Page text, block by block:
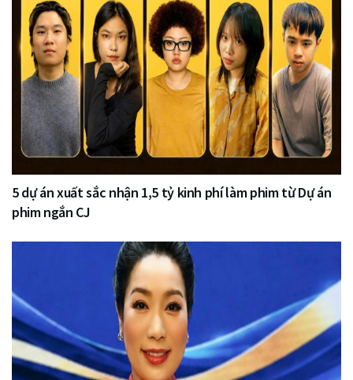
5 dự án xuất sắc nhận 1,5 tỷ kinh phí làm phim từ Dự án
phim ngắn CJ